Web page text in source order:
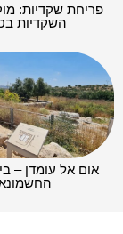
פריחת שקדיות:
השקדיות
אום אל עומדן –